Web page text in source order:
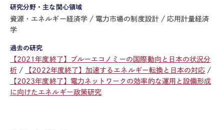
研究分野・主な関心領域
資源・エネルギー経済学 電力市場の制度設計
応用計量経済
学
過去の研究
【2021年度終了】ブルーエコノミーの国際動向と日本の状況分
析
【2022年度終了】加速するエネルギー転換と日本の対応
【2023年度終了】電力ネットワークの効率的な運用と設備形成
に向けたエネルギー政策研究